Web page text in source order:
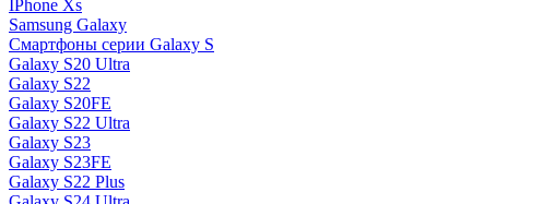
IPhone Xs
Samsung Galaxy
Смартфоны серии Galaxy S
Galaxy S20 Ultra
Galaxy S22
Galaxy S20FE
Galaxy S22 Ultra
Galaxy S23
Galaxy S23FE
Galaxy S22 Plus